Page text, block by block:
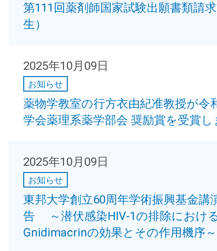
第111回薬剤師国家試験出願書類請
生）
2025年10月09日
お知らせ
薬物学教室の行方衣由紀准教授が令
学会薬理系薬学部会 奨励賞を受賞
2025年10月09日
お知らせ
東邦大学創立60周年学術振興基金講
告 ～潜伏感染HIV-1の排除におけ
Gnidimacrinの効果とその作用機序～